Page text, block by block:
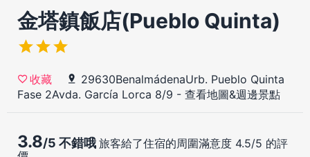
金塔鎮飯店(Pueblo Quinta)
收藏
29630BenalmádenaUrb. Pueblo Quinta
Fase 2Avda. García Lorca 8/9 - 查看地圖&週邊景點
3.8/5 不錯哦 旅客給了住宿的周圍滿意度 4.5/5 的評